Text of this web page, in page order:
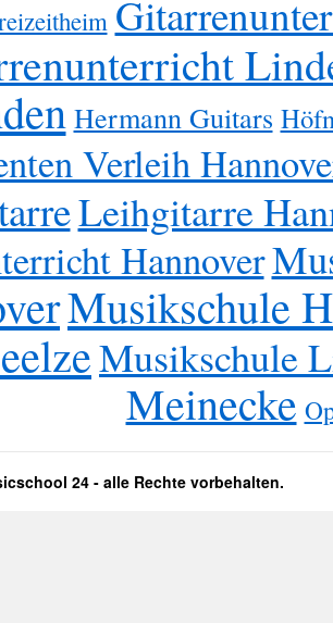
Hermann Guitars
Verleih
Leihgitarre
Hannover
Musikschule
Musikschule
Meinecke
24 - alle Rechte vorbehalten.